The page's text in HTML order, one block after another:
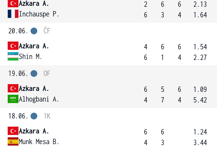
Azkara A.
Inchauspe P.
2
6
6
3
6
4
2.13
1.64
20.06.
Azkara A.
Shin M.
ČF
4
6
6
1
6
4
1.54
2.27
19.06.
Azkara A.
Alhogbani A.
OF
6
4
5
7
6
4
1.09
5.42
18.06.
Azkara A.
Munk Mesa B.
1K
6
4
6
3
1.24
3.44